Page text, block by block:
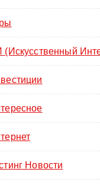
(Искусственный
Новости